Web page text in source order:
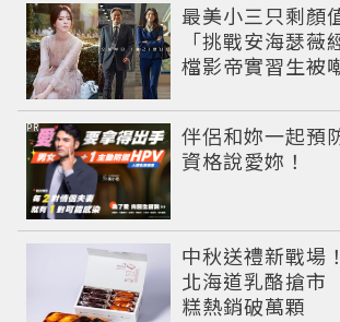
最美小三只剩顏
「挑戰安海瑟薇
檔影帝實習生被
伴侶和妳一起預
資格說愛妳！
PR
中秋送禮新戰場
北海道乳酪搶
糕熱銷破萬顆